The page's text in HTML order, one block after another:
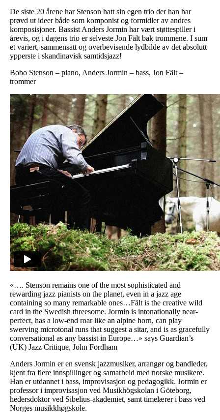
De siste 20 årene har Stenson hatt sin egen trio der han har
prøvd ut ideer både som komponist og formidler av andres
komposisjoner. Bassist Anders Jormin har vært støttespiller i
årevis, og i dagens trio er selveste Jon Fält bak trommene. I sum
et variert, sammensatt og overbevisende lydbilde av det absolutt
ypperste i skandinavisk samtidsjazz!
Bobo Stenson – piano, Anders Jormin – bass, Jon Fält –
trommer
«…. Stenson remains one of the most sophisticated and
rewarding jazz pianists on the planet, even in a jazz age
containing so many remarkable ones…Fält is the creative wild
card in the Swedish threesome. Jormin is intonationally near-
perfect, has a low-end roar like an alpine horn, can play
swerving microtonal runs that suggest a sitar, and is as gracefully
conversational as any bassist in Europe…» says Guardian’s
(UK) Jazz Critique, John Fordham
Anders Jormin er en svensk jazzmusiker, arrangør og bandleder,
kjent fra flere innspillinger og samarbeid med norske musikere.
Han er utdannet i bass, improvisasjon og pedagogikk. Jormin er
professor i improvisasjon ved Musikhögskolan i Göteborg,
hedersdoktor ved Sibelius-akademiet, samt timelærer i bass ved
Norges musikkhøgskole.